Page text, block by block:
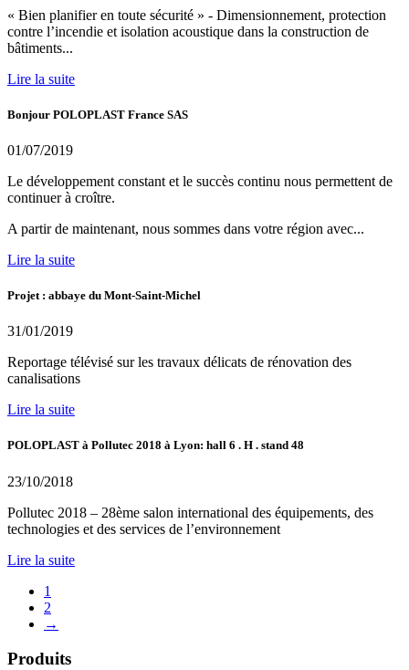
« Bien planifier en toute sécurité » - Dimensionnement, protection
contre l’incendie et isolation acoustique dans la construction de
bâtiments...
Lire la suite
Bonjour POLOPLAST France SAS
01/07/2019
Le développement constant et le succès continu nous permettent de
continuer à croître.
A partir de maintenant, nous sommes dans votre région avec...
Lire la suite
Projet : abbaye du Mont-Saint-Michel
31/01/2019
Reportage télévisé sur les travaux délicats de rénovation des
canalisations
Lire la suite
POLOPLAST à Pollutec 2018 à Lyon: hall 6 . H . stand 48
23/10/2018
Pollutec 2018 – 28ème salon international des équipements, des
technologies et des services de l’environnement
Lire la suite
1
2
→
Produits